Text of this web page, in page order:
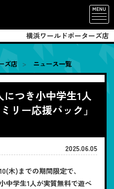
MENU
横浜ワールドポーターズ店
ズ店 ニュース一覧
つき小中学生1人
リー応援パック」
2025.06.05
木)までの期間限定で、
中学生1人が実質無料で遊べ